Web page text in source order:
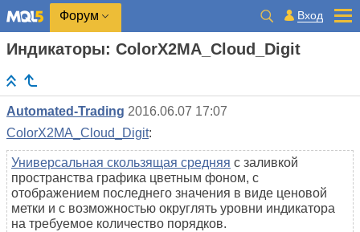
Форум Вход
Индикаторы: ColorX2MA_Cloud_Digit
Automated-Trading 2016.06.07 17:07
ColorX2MA_Cloud_Digit:
Универсальная скользящая средняя с заливкой
пространства графика цветным фоном, с
отображением последнего значения в виде ценовой
метки и с возможностью округлять уровни индикатора
на требуемое количество порядков.